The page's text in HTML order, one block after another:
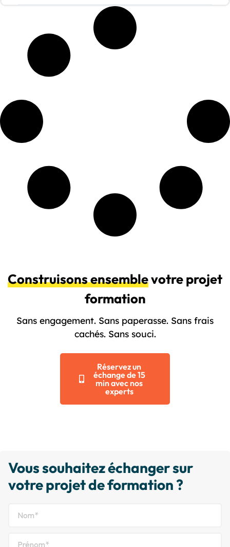
Construisons ensemblevotre projet
formation
Sans engagement. Sans paperasse. Sans frais
cachés. Sans souci.
Réservez un
échange de 15
min avec nos
experts
Vous souhaitez échanger sur
votre projet de formation ?​